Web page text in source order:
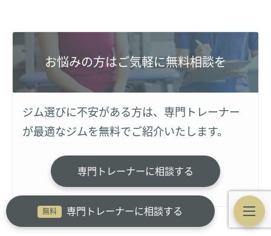
無料 専門トレーナーに相談する
お悩みの方はご気軽に無料相談を
ジム選びに不安がある方は、専門トレーナー
が最適なジムを無料でご紹介いたします。
専門トレーナーに相談する